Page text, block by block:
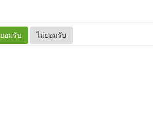
ยอมรับ ไม่ยอมรับ